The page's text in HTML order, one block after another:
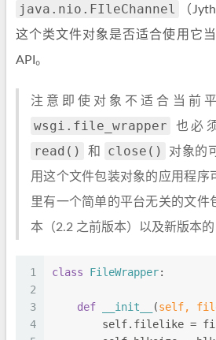
java.nio.FIleChannel
（
这个类文件对象是否适合使用它
API。
注意即使对象不适合当前
wsgi.file_wrapper 也必
read() 和 close()
对象的
用这个文件包装对象的应用程序
里有一个简单的平台无关的文件
本（2.2 之前版本）以及新版本的
1
2
3
4
class FileWrapper:
def __init__ (self,
self.filelike =